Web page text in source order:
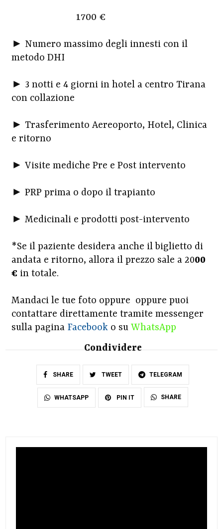
1700 €
► Numero massimo degli innesti con il
metodo DHI
► 3 notti e 4 giorni in hotel a centro Tirana
con collazione
► Trasferimento Aereoporto, Hotel, Clinica
e ritorno
► Visite mediche Pre e Post intervento
► PRP prima o dopo il trapianto
► Medicinali e prodotti post-intervento
*Se il paziente desidera anche il biglietto di
andata e ritorno, allora il prezzo sale a 2000
€ in totale.
Mandaci le tue foto oppure oppure puoi
contattare direttamente tramite messenger
sulla pagina Facebook o suWhatsApp
Condividere
SHARE TWEET TELEGRAM
WHATSAPP PIN IT SHARE